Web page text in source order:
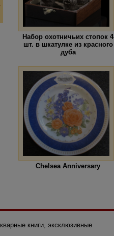
Набор охотничьих стопок 4
шт. в шкатулке из красного
дуба
Chelsea Anniversary
книги, эксклюзивные